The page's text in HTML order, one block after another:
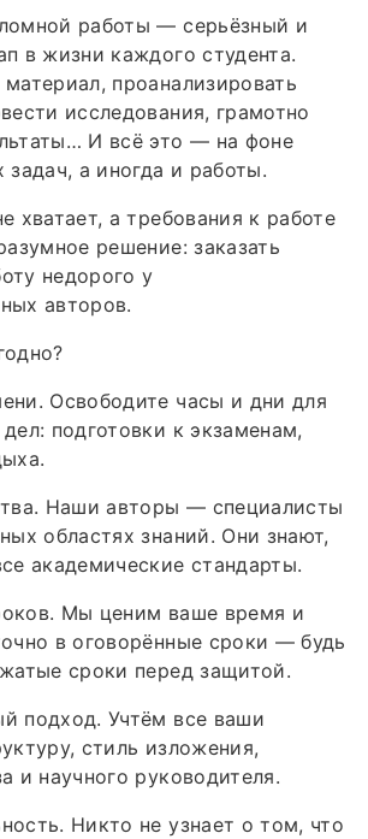
работы — серьёзный и
в жизни каждого студента.
проанализировать
исследования, грамотно
И всё это — на фоне
задач, а иногда и работы.
хватает, а требования к работе
решение: заказать
недорого у
авторов.
Освободите часы и дни для
подготовки к экзаменам,
Наши авторы — специалисты
областях знаний. Они знают,
академические стандарты.
Мы ценим ваше время и
в оговорённые сроки — будь
сроки перед защитой.
подход. Учтём все ваши
стиль изложения,
и научного руководителя.
Никто не узнает о том, что